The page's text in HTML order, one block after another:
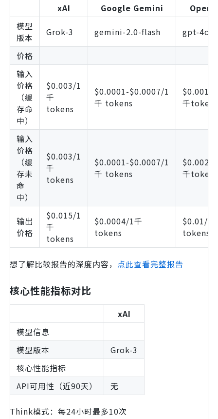
xAI Google Gemini
模型
版本
Grok-3 gemini-2.0-flash gpt-4o
价格
输入
价格
（缓
存命
中）
$0.003/1
千
tokens
$0.0001-$0.0007/1
千 tokens
千tokens
输入
价格
（缓
存未
命
中）
$0.003/1
千
tokens
$0.0001-$0.0007/1
千 tokens
千tokens
输出
价格
$0.015/1
千
tokens
$0.0004/1千
tokens
$0.01/1
tokens
想了解比较报告的深度内容， 点此查看完整报告
核心性能指标对比
xAI
模型信息
模型版本
Grok-3
核心性能指标
API可用性（近90天）
无
Think模式：每24小时最多10次